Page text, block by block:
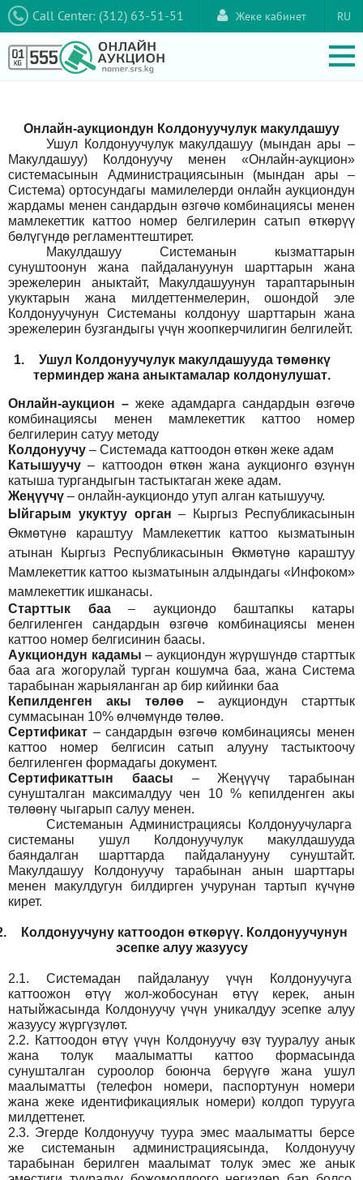
Call Center: (312) 63-51-51 RU
Жеке кабинет
Онлайн-аукциондун Колдонуучулук макулдашуу
Ушул Колдонуучулук макулдашуу (мындан ары –
Макулдашуу) Колдонуучу менен «Онлайн-аукцион»
системасынын Администрациясынын (мындан ары –
Система) ортосундагы мамилелерди онлайн аукциондун
жардамы менен сандардын өзгөчө комбинациясы менен
мамлекеттик каттоо номер белгилерин сатып өткөрүү
бөлүгүндө регламенттештирет.
Макулдашуу Системанын кызматтарын
сунуштоонун жана пайдалануунун шарттарын жана
эрежелерин аныктайт, Макулдашуунун тараптарынын
укуктарын жана милдеттенмелерин, ошондой эле
Колдонуучунун Системаны колдонуу шарттарын жана
эрежелерин бузгандыгы үчүн жоопкерчилигин белгилейт.
1.
Ушул Колдонуучулук макулдашууда төмөнкү
терминдер жана аныктамалар колдонулушат.
Онлайн-аукцион – жеке адамдарга сандардын өзгөчө
комбинациясы менен мамлекеттик каттоо номер
белгилерин сатуу методу
Колдонуучу – Системада каттоодон өткөн жеке адам
Катышуучу – каттоодон өткөн жана аукционго өзүнүн
катыша тургандыгын тастыктаган жеке адам.
Жеңүүчү – онлайн-аукциондо утуп алган катышуучу.
Ыйгарым укуктуу орган –
Кыргыз Республикасынын
Өкмөтүнө караштуу Мамлекеттик каттоо кызматынын
атынан Кыргыз Республикасынын Өкмөтүнө караштуу
Мамлекеттик каттоо кызматынын алдындагы «Инфоком»
мамлекеттик ишканасы.
Старттык баа– аукциондо баштапкы катары
белгиленген сандардын өзгөчө комбинациясы менен
каттоо номер белгисинин баасы.
Аукциондун кадамы – аукциондун жүрүшүндө старттык
баа ага жогорулай турган кошумча баа, жана Система
тарабынан жарыяланган ар бир кийинки баа
Кепилденген акы төлөө
–аукциондун старттык
суммасынан 10% өлчөмүндө төлөө.
Сертификат – сандардын өзгөчө комбинациясы менен
каттоо номер белгисин сатып алууну тастыктоочу
белгиленген формадагы документ.
Сертификаттын баасы – Жеңүүчү тарабынан
сунушталган максималдуу чен 10 % кепилденген акы
төлөөнү чыгарып салуу менен.
СистеманынАдминистрациясы Колдонуучуларга
системаны ушул Колдонуучулук макулдашууда
баяндалган шарттарда пайдаланууну сунуштайт.
Макулдашуу Колдонуучу тарабынан анын шарттары
менен макулдугун билдирген учурунан тартып күчүнө
кирет.
Колдонуучуну каттоодон өткөрүү. Колдонуучунун
эсепке алуу жазуусу
2.1.
Системадан пайдалануу үчүн Колдонуучуга
каттоожон өтүү жол-жобосунан өтүү керек, анын
натыйжасында Колдонуучу үчүн уникалдуу эсепке алуу
жазуусу жүргүзүлөт.
2.2. Каттоодон өтүү үчүн Колдонуучу өзү тууралуу анык
жана толук маалыматты каттоо формасында
сунушталган суроолор боюнча берүүгө жана ушул
маалыматты (телефон номери, паспортунун номери
жана жеке идентификациялык номери) колдоп турууга
милдеттенет.
2.3. Эгерде Колдонуучу туура эмес маалыматты берсе
же системанын администрациясында, Колдонуучу
тарабынан берилген маалымат толук эмес же анык